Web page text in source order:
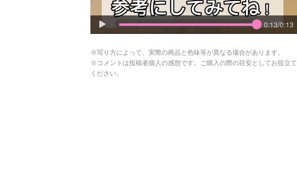
0:13/0:13
※写り方によって、実際の商品と色味等が異なる場合があります。
※コメントは投稿者個人の感想です。ご購入の際の目安としてお役立て
ください。